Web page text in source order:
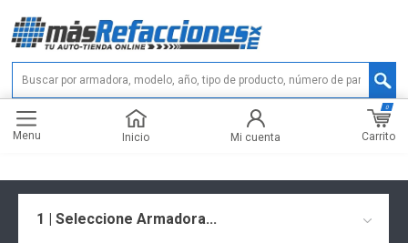
Menu Inicio Mi cuenta Carrito
0
1 | Seleccione Armadora...